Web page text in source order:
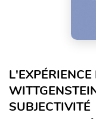
SUBJECTIVITÉ